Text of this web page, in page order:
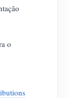
o